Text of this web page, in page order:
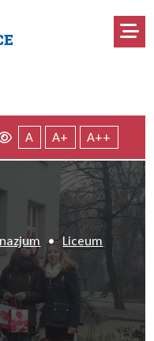
kontrastowa
Wersja domyślna
A A+ A++
• Liceum